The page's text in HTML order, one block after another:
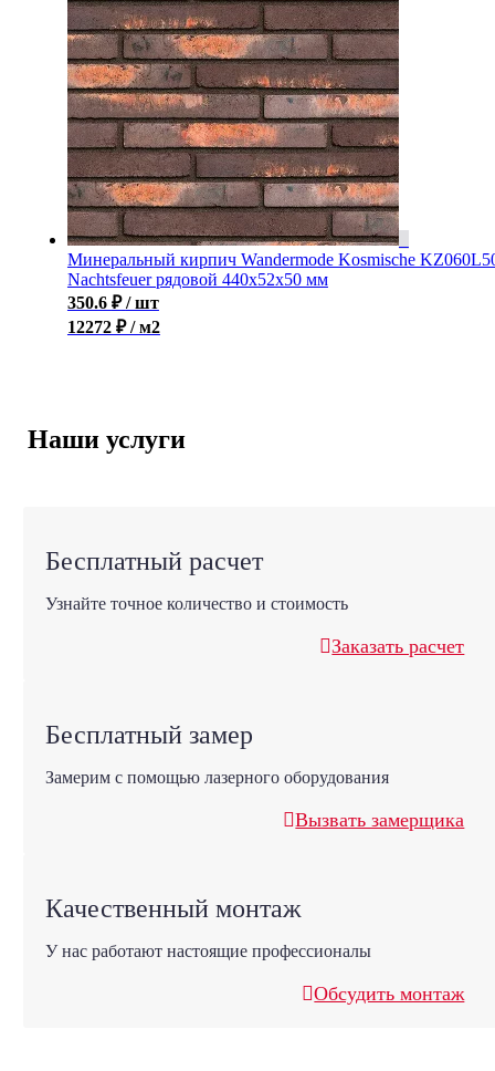
Минеральный кирпич Wandermode Kosmische
Nachtsfeuer рядовой 440x52x50 мм
350.6 ₽ / шт
12272 ₽ / м2
Наши услуги
Бесплатный расчет
Узнайте точное количество и стоимость
Заказать расчет
Бесплатный замер
Замерим с помощью лазерного оборудования
Вызвать замерщика
Качественный монтаж
У нас работают настоящие профессионалы
Обсудить монтаж